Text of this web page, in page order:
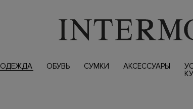
ОДЕЖДА ОБУВЬ СУМКИ АКСЕССУАРЫ